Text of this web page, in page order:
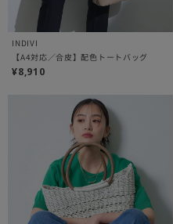
INDIVI
【A4対応／合皮】配色トートバッグ
¥8,910